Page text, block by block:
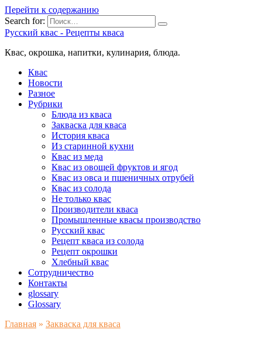
Перейти к содержанию
Search for:
Русский квас - Рецепты кваса
Квас, окрошка, напитки, кулинария, блюда.
Квас
Новости
Разное
Рубрики
Блюда из кваса
Закваска для кваса
История кваса
Из старинной кухни
Квас из меда
Квас из овощей фруктов и ягод
Квас из овса и пшеничных отрубей
Квас из солода
Не только квас
Производители кваса
Промышленные квасы производство
Русский квас
Рецепт кваса из солода
Рецепт окрошки
Хлебный квас
Сотрудничество
Контакты
glossary
Glossary
Главная » Закваска для кваса